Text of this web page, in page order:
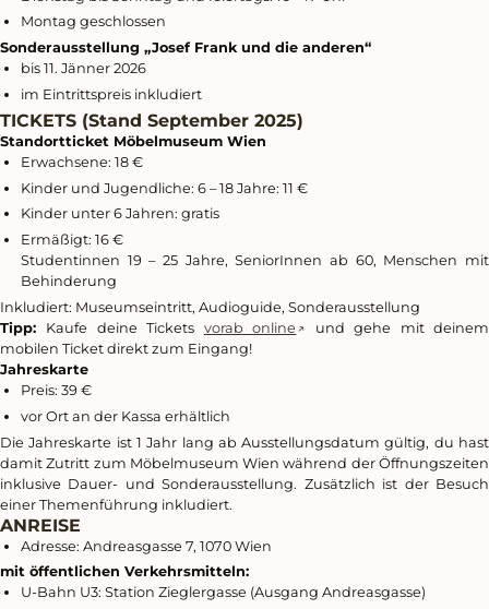
Montag geschlossen
Sonderausstellung „Josef Frank und die anderen“
bis 11. Jänner 2026
im Eintrittspreis inkludiert
TICKETS (Stand September 2025)
Standortticket Möbelmuseum Wien
Erwachsene: 18 €
Kinder und Jugendliche: 6 – 18 Jahre: 11 €
Kinder unter 6 Jahren: gratis
Ermäßigt: 16 €
Studentinnen 19 – 25 Jahre, SeniorInnen ab 60, Menschen mit
Behinderung
Inkludiert: Museumseintritt, Audioguide, Sonderausstellung
Tipp: Kaufe deine Tickets vorab online
und gehe mit deinem
mobilen Ticket direkt zum Eingang!
Jahreskarte
Preis: 39 €
vor Ort an der Kassa erhältlich
Die Jahreskarte ist 1 Jahr lang ab Ausstellungsdatum gültig, du hast
damit Zutritt zum Möbelmuseum Wien während der Öffnungszeiten
inklusive Dauer- und Sonderausstellung. Zusätzlich ist der Besuch
einer Themenführung inkludiert.
ANREISE
Adresse: Andreasgasse 7, 1070 Wien
mit öffentlichen Verkehrsmitteln:
U-Bahn U3: Station Zieglergasse (Ausgang Andreasgasse)